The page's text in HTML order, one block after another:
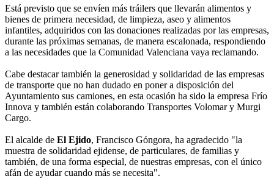
Está previsto que se envíen más tráilers que llevarán alimentos y
bienes de primera necesidad, de limpieza, aseo y alimentos
infantiles, adquiridos con las donaciones realizadas por las empresas,
durante las próximas semanas, de manera escalonada, respondiendo
a las necesidades que la Comunidad Valenciana vaya reclamando.
Cabe destacar también la generosidad y solidaridad de las empresas
de transporte que no han dudado en poner a disposición del
Ayuntamiento sus camiones, en esta ocasión ha sido la empresa Frío
Innova y también están colaborando Transportes Volomar y Murgi
Cargo.
El alcalde de El Ejido, Francisco Góngora, ha agradecido "la
muestra de solidaridad ejidense, de particulares, de familias y
también, de una forma especial, de nuestras empresas, con el único
afán de ayudar cuando más se necesita".